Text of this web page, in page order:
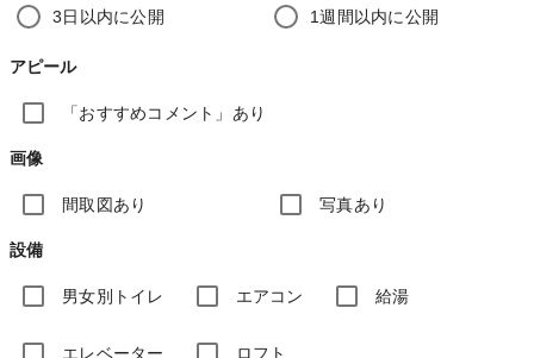
3日以内に公開 1週間以内に公開
アピール
「おすすめコメント」あり
画像
間取図あり 写真あり
設備
男女別トイレ エアコン 給湯
エレベーター ロフト